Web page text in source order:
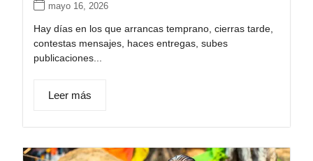
mayo 16, 2026
Hay días en los que arrancas temprano, cierras tarde,
contestas mensajes, haces entregas, subes
publicaciones...
Leer más